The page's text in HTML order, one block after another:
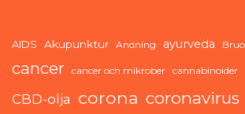
AIDS Akupunktur Andning ayurveda
cancer cancer och mikrober cannabinoider
CBD-olja corona coronavirus